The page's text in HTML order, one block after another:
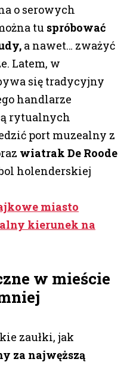
o serowych
tu spróbować
a nawet… zważyć
Latem, w
się tradycyjny
handlarze
rytualnych
port muzealny z
wiatrak De Roode
holenderskiej
miasto
kierunek na
w mieście
zaułki, jak
za najwęższą